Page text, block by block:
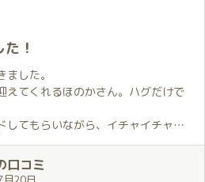
勇気を出して来てよかった、そう
とは奇跡です。
うございました。また会える日を
！
した。
えてくれるほのかさん。ハグだけで
してもらいながら、イチャイチャか
いう間の時間を楽しく過ごすことが
、一年前のことをほのかさんが覚
口コミ